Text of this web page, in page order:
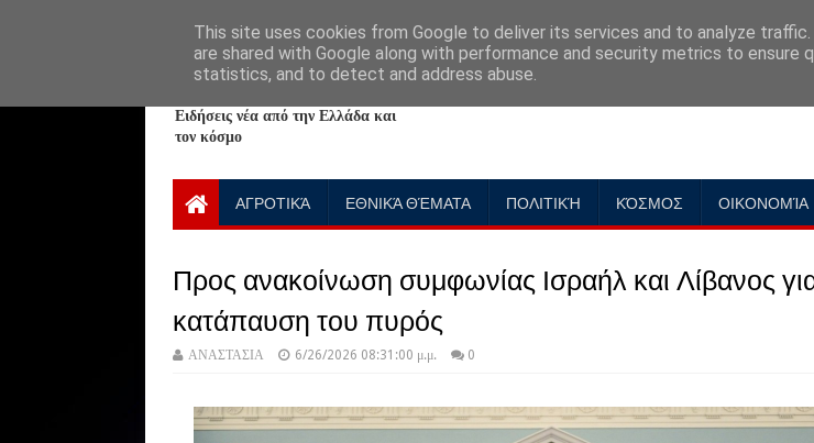
NewPlanet09
Ειδήσεις νέα από την Ελλάδα και
τον κόσμο
ΑΓΡΟΤΙΚΆ ΕΘΝΙΚΆ ΘΈΜΑΤΑ ΠΟΛΙΤΙΚΉ ΚΌΣΜΟΣ ΟΙΚΟΝΟΜΊΑ
Προς ανακοίνωση συμφωνίας Ισραήλ και Λίβανος
κατάπαυση του πυρός
ΑΝΑΣΤΑΣΙΑ 6/26/2026 08:31:00 μ.μ. 0
This site uses cookies from Google to deliver its services and to analyze traffic.
are shared with Google along with performance and security metrics to ensure
statistics, and to detect and address abuse.